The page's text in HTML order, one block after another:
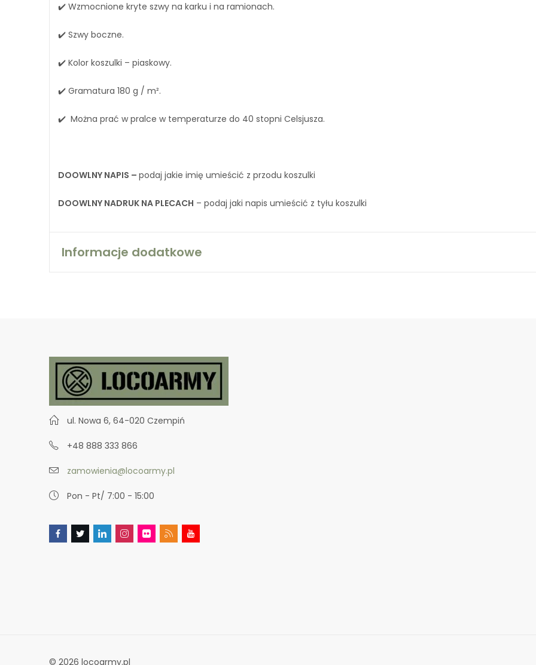
✔️ Wzmocnione kryte szwy na karku i na ramionach.
✔️ Szwy boczne.
✔️ Kolor koszulki – piaskowy.
✔️ Gramatura 180 g / m².
✔️ Można prać w pralce w temperaturze do 40 stopni Celsjusza.
DOOWLNY NAPIS – podaj jakie imię umieścić z przodu koszulki
DOOWLNY NADRUK NA PLECACH – podaj jaki napis umieścić z tyłu koszulki
Informacje dodatkowe
ul. Nowa 6, 64-020 Czempiń
+48 888 333 866
zamowienia@locoarmy.pl
Pon - Pt/ 7:00 - 15:00
© 2026 locoarmy.pl